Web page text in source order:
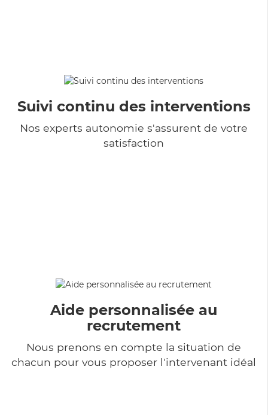
Suivi continu des interventions
Nos experts autonomie s'assurent de votre
satisfaction
Aide personnalisée au
recrutement
Nous prenons en compte la situation de
chacun pour vous proposer l'intervenant idéal